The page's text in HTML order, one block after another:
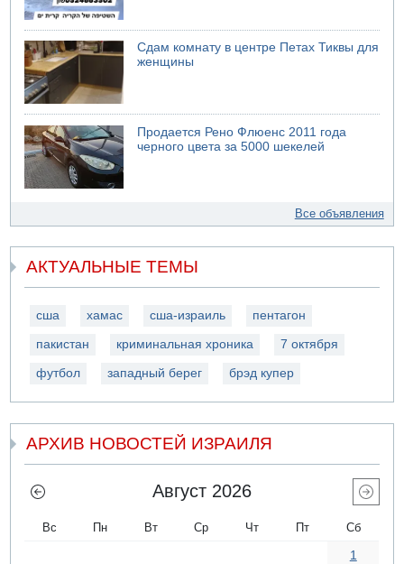
Сдам комнату в центре Петах Тиквы для
женщины
Продается Рено Флюенс 2011 года
черного цвета за 5000 шекелей
Все объявления
АКТУАЛЬНЫЕ ТЕМЫ
сша хамас сша-израиль пентагон
пакистан криминальная хроника 7 октября
футбол западный берег брэд купер
АРХИВ НОВОСТЕЙ ИЗРАИЛЯ
Август 2026
Вс Пн Вт Ср Чт Пт Сб
1